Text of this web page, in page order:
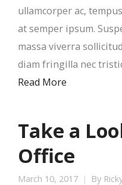
ullamcorper ac,
at semper ipsum.
massa viverra
diam fringilla nec
Read More
Take a
Office
March 10, 2017 By